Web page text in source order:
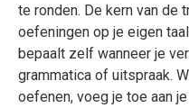
te ronden. De kern van de
oefeningen op je eigen
bepaalt zelf wanneer je
grammatica of uitspraak.
oefenen, voeg je toe aan